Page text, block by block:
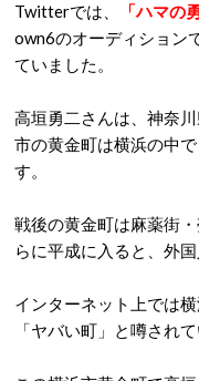
Twitterでは、 「ハマの
own6のオーディション
ていました。
高垣勇二さんは、神奈
市の黄金町は横浜の中
す。
戦後の黄金町は麻薬街
らに平成に入ると、外
インターネット上では
「ヤバい町」と噂されて